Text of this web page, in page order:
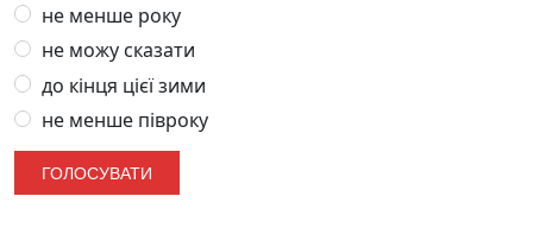
не менше року
не можу сказати
до кінця цієї зими
не менше півроку